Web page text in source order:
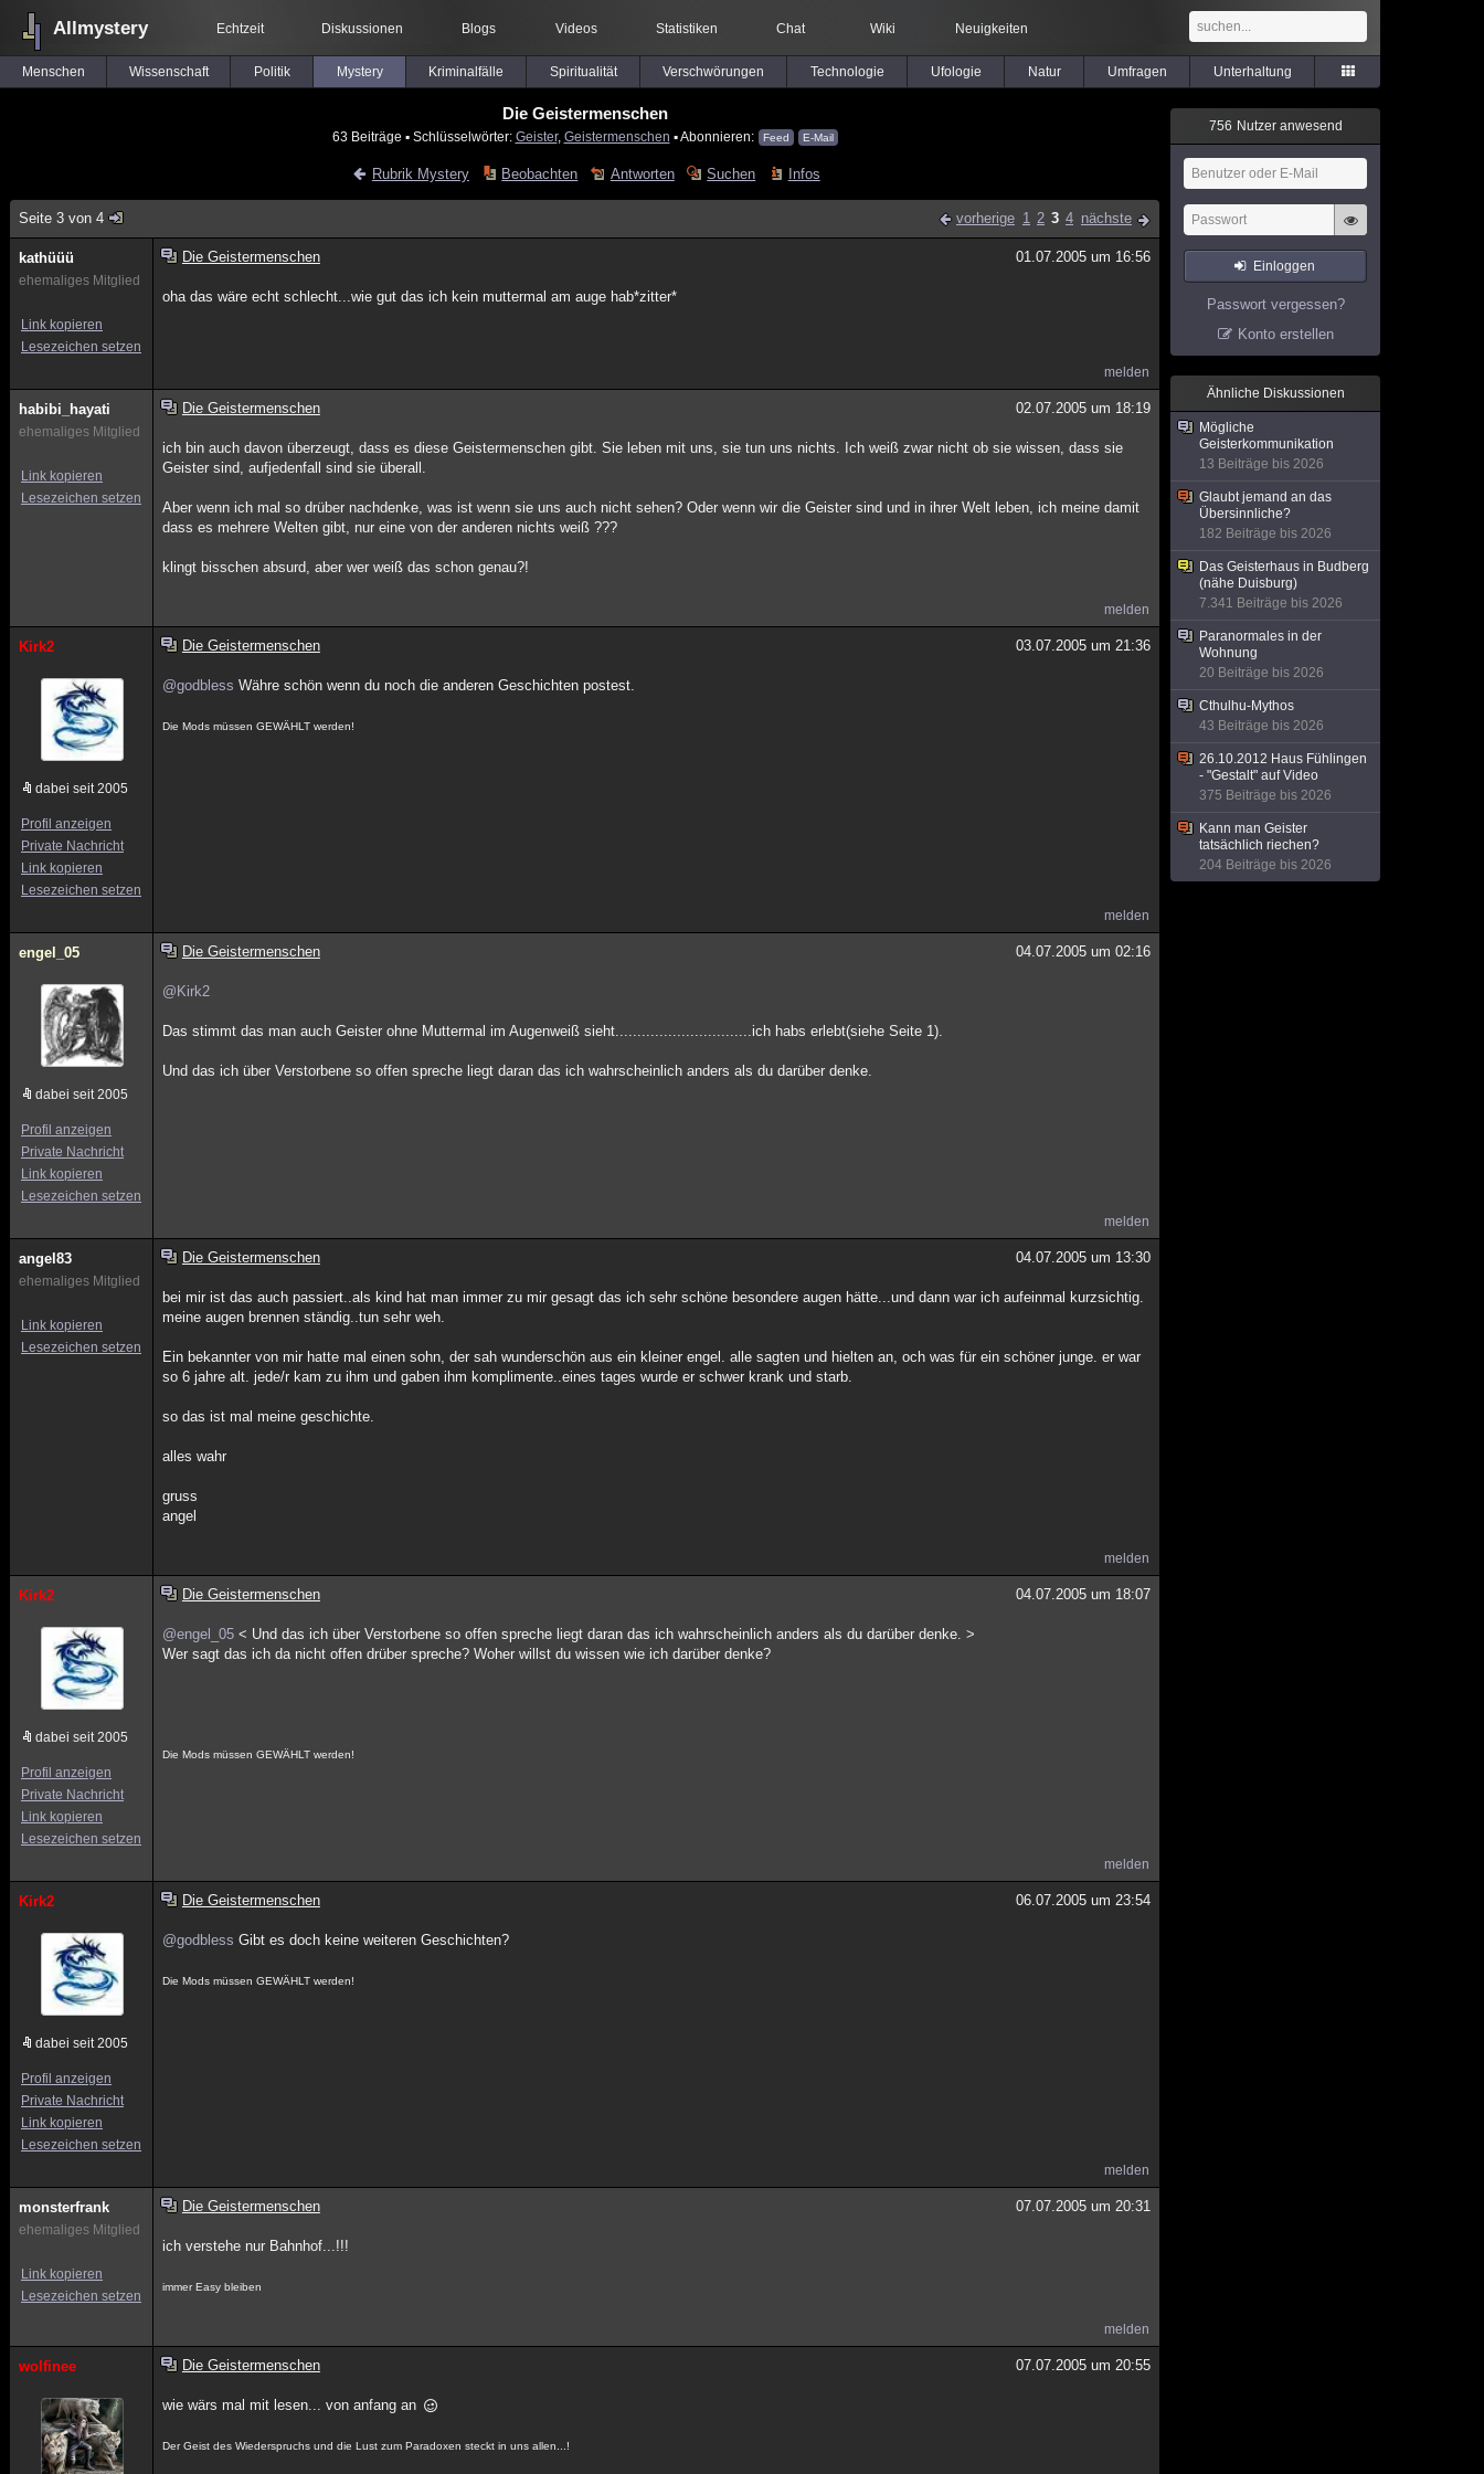
Allmystery Echtzeit Diskussionen Blogs Videos Statistiken Chat Wiki Neuigkeiten
Menschen Wissenschaft Politik Mystery Kriminalfälle Spiritualität Verschwörungen Technologie Ufologie Natur Umfragen Unterhaltung
Die Geistermenschen
63 Beiträge ▪ Schlüsselwörter: Geister, Geistermenschen ▪ Abonnieren: Feed E-Mail
Rubrik Mystery Beobachten Antworten Suchen Infos
Seite 3 von 4 vorherige 1 2 3 4 nächste
kathüüü
ehemaliges Mitglied
Link kopieren
Lesezeichen setzen
Die Geistermenschen 01.07.2005 um 16:56
oha das wäre echt schlecht...wie gut das ich kein muttermal am auge hab*zitter*
melden
habibi_hayati
ehemaliges Mitglied
Link kopieren
Lesezeichen setzen
Die Geistermenschen 02.07.2005 um 18:19
ich bin auch davon überzeugt, dass es diese Geistermenschen gibt. Sie leben mit uns, sie tun uns nichts. Ich weiß zwar nicht ob sie wissen, dass sie
Geister sind, aufjedenfall sind sie überall.
Aber wenn ich mal so drüber nachdenke, was ist wenn sie uns auch nicht sehen? Oder wenn wir die Geister sind und in ihrer Welt leben, ich meine damit
dass es mehrere Welten gibt, nur eine von der anderen nichts weiß ???
klingt bisschen absurd, aber wer weiß das schon genau?!
melden
Kirk2
dabei seit 2005
Profil anzeigen
Private Nachricht
Link kopieren
Lesezeichen setzen
Die Geistermenschen 03.07.2005 um 21:36
@godbless Währe schön wenn du noch die anderen Geschichten postest.
Die Mods müssen GEWÄHLT werden!
melden
engel_05
dabei seit 2005
Profil anzeigen
Private Nachricht
Link kopieren
Lesezeichen setzen
Die Geistermenschen 04.07.2005 um 02:16
@Kirk2
Das stimmt das man auch Geister ohne Muttermal im Augenweiß sieht...............................ich habs erlebt(siehe Seite 1).
Und das ich über Verstorbene so offen spreche liegt daran das ich wahrscheinlich anders als du darüber denke.
melden
angel83
ehemaliges Mitglied
Link kopieren
Lesezeichen setzen
Die Geistermenschen 04.07.2005 um 13:30
bei mir ist das auch passiert..als kind hat man immer zu mir gesagt das ich sehr schöne besondere augen hätte...und dann war ich aufeinmal kurzsichtig.
meine augen brennen ständig..tun sehr weh.
Ein bekannter von mir hatte mal einen sohn, der sah wunderschön aus ein kleiner engel. alle sagten und hielten an, och was für ein schöner junge. er war
so 6 jahre alt. jede/r kam zu ihm und gaben ihm komplimente..eines tages wurde er schwer krank und starb.
so das ist mal meine geschichte.
alles wahr
gruss
angel
melden
Kirk2
dabei seit 2005
Profil anzeigen
Private Nachricht
Link kopieren
Lesezeichen setzen
Die Geistermenschen 04.07.2005 um 18:07
@engel_05 < Und das ich über Verstorbene so offen spreche liegt daran das ich wahrscheinlich anders als du darüber denke. >
Wer sagt das ich da nicht offen drüber spreche? Woher willst du wissen wie ich darüber denke?
Die Mods müssen GEWÄHLT werden!
melden
Kirk2
dabei seit 2005
Profil anzeigen
Private Nachricht
Link kopieren
Lesezeichen setzen
Die Geistermenschen 06.07.2005 um 23:54
@godbless Gibt es doch keine weiteren Geschichten?
Die Mods müssen GEWÄHLT werden!
melden
monsterfrank
ehemaliges Mitglied
Link kopieren
Lesezeichen setzen
Die Geistermenschen 07.07.2005 um 20:31
ich verstehe nur Bahnhof...!!!
immer Easy bleiben
melden
wolfinee Die Geistermenschen 07.07.2005 um 20:55
wie wärs mal mit lesen... von anfang an
Der Geist des Wiederspruchs und die Lust zum Paradoxen steckt in uns allen...!
756 Nutzer anwesend
Einloggen
Passwort vergessen?
Konto erstellen
Ähnliche Diskussionen
Mögliche
Geisterkommunikation
13 Beiträge bis 2026
Glaubt jemand an das
Übersinnliche?
182 Beiträge bis 2026
Das Geisterhaus in Budberg
(nähe Duisburg)
7.341 Beiträge bis 2026
Paranormales in der
Wohnung
20 Beiträge bis 2026
Cthulhu-Mythos
43 Beiträge bis 2026
26.10.2012 Haus Fühlingen
- "Gestalt" auf Video
375 Beiträge bis 2026
Kann man Geister
tatsächlich riechen?
204 Beiträge bis 2026